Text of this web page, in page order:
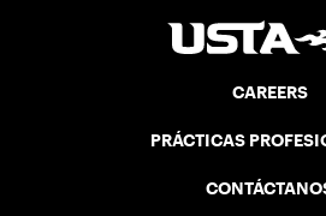
CAREERS
PRÁCTICAS